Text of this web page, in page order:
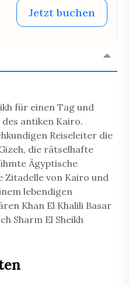
Jetzt buchen
für einen Tag und
antiken Kairo.
Reiseleiter die
die rätselhafte
Ägyptische
Zitadelle von Kairo und
lebendigen
Khan El Khalili Basar
Sharm El Sheikh